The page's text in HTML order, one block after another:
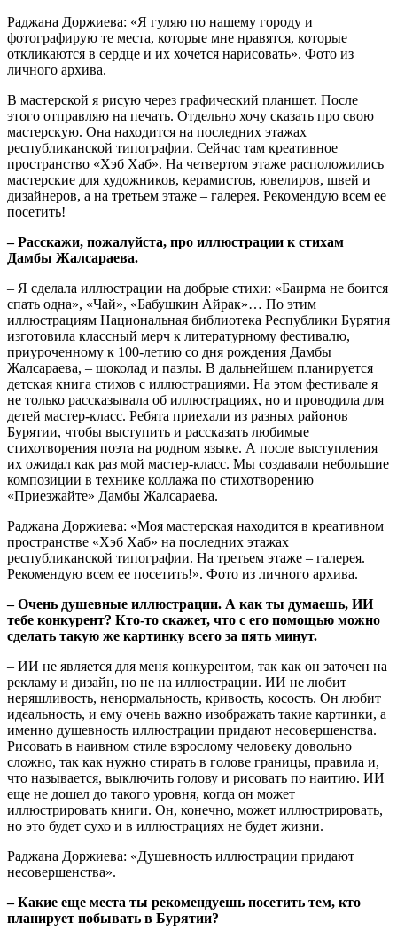
Раджана Доржиева: «Я гуляю по нашему городу и
фотографирую те места, которые мне нравятся, которые
откликаются в сердце и их хочется нарисовать». Фото из
личного архива.
В мастерской я рисую через графический планшет. После
этого отправляю на печать. Отдельно хочу сказать про свою
мастерскую. Она находится на последних этажах
республиканской типографии. Сейчас там креативное
пространство «Хэб Хаб». На четвертом этаже расположились
мастерские для художников, керамистов, ювелиров, швей и
дизайнеров, а на третьем этаже – галерея. Рекомендую всем ее
посетить!
– Расскажи, пожалуйста, про иллюстрации к стихам
Дамбы Жалсараева.
– Я сделала иллюстрации на добрые стихи: «Баирма не боится
спать одна», «Чай», «Бабушкин Айрак»… По этим
иллюстрациям Национальная библиотека Республики Бурятия
изготовила классный мерч к литературному фестивалю,
приуроченному к 100-летию со дня рождения Дамбы
Жалсараева, – шоколад и пазлы. В дальнейшем планируется
детская книга стихов с иллюстрациями. На этом фестивале я
не только рассказывала об иллюстрациях, но и проводила для
детей мастер-класс. Ребята приехали из разных районов
Бурятии, чтобы выступить и рассказать любимые
стихотворения поэта на родном языке. А после выступления
их ожидал как раз мой мастер-класс. Мы создавали небольшие
композиции в технике коллажа по стихотворению
«Приезжайте» Дамбы Жалсараева.
Раджана Доржиева: «Моя мастерская находится в креативном
пространстве «Хэб Хаб» на последних этажах
республиканской типографии. На третьем этаже – галерея.
Рекомендую всем ее посетить!». Фото из личного архива.
– Очень душевные иллюстрации. А как ты думаешь, ИИ
тебе конкурент? Кто-то скажет, что с его помощью можно
сделать такую же картинку всего за пять минут.
– ИИ не является для меня конкурентом, так как он заточен на
рекламу и дизайн, но не на иллюстрации. ИИ не любит
неряшливость, ненормальность, кривость, косость. Он любит
идеальность, и ему очень важно изображать такие картинки, а
именно душевность иллюстрации придают несовершенства.
Рисовать в наивном стиле взрослому человеку довольно
сложно, так как нужно стирать в голове границы, правила и,
что называется, выключить голову и рисовать по наитию. ИИ
еще не дошел до такого уровня, когда он может
иллюстрировать книги. Он, конечно, может иллюстрировать,
но это будет сухо и в иллюстрациях не будет жизни.
Раджана Доржиева: «Душевность иллюстрации придают
несовершенства».
– Какие еще места ты рекомендуешь посетить тем, кто
планирует побывать в Бурятии?